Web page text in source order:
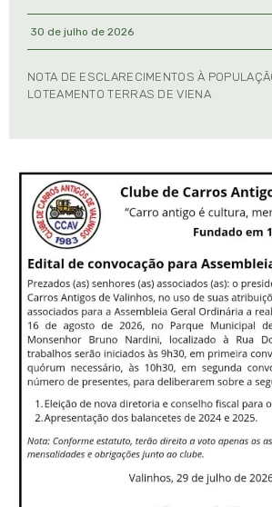
30 de julho de 2026
NOTA DE ESCLARECIMENTOS À
LOTEAMENTO TERRAS DE VIENA